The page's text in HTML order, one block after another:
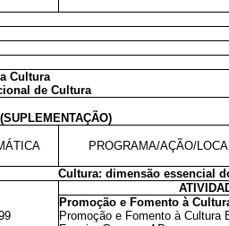
Cultura
de Cultura
PROGRAMA/AÇÃO/
Cultura: dimensão essencial
Promoção e Fomento à
Promoção e Fomento à Cultura